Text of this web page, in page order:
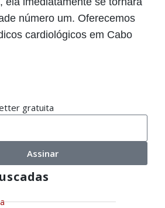
número um. Oferecemos
cardiológicos em Cabo
gratuita
Assinar